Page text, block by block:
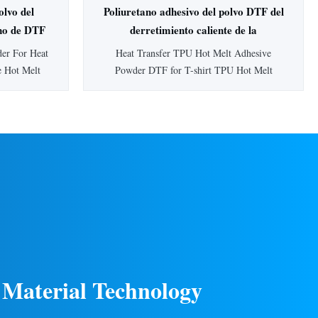
del
de DTF
For Heat
Hot Melt
hand feel
Poliuretano adhesivo del polvo DTF del
derretimiento caliente de la
transferencia de calor TPU para la
camiseta
Heat Transfer TPU Hot Melt Adhesive
Powder DTF for T-shirt TPU Hot Melt
and good resilience and stretchability; it has
Technology